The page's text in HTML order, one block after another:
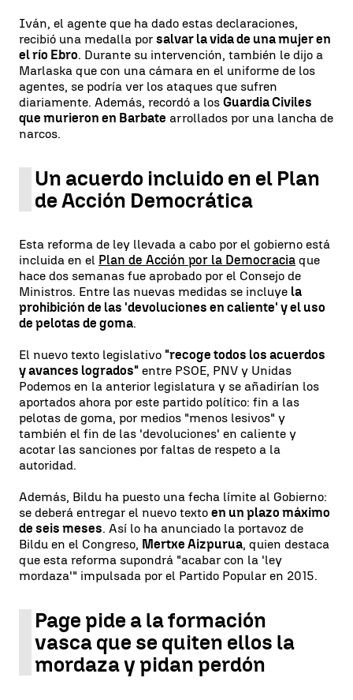
Iván, el agente que ha dado estas declaraciones,
recibió una medalla por salvar la vida de una mujer en
el río Ebro. Durante su intervención, también le dijo a
Marlaska que con una cámara en el uniforme de los
agentes, se podría ver los ataques que sufren
diariamente. Además, recordó a los Guardia Civiles
que murieron en Barbate arrollados por una lancha de
narcos.
Un acuerdo incluido en el Plan
de Acción Democrática
Esta reforma de ley llevada a cabo por el gobierno está
incluida en el Plan de Acción por la Democracia que
hace dos semanas fue aprobado por el Consejo de
Ministros. Entre las nuevas medidas se incluye la
prohibición de las 'devoluciones en caliente' y el uso
de pelotas de goma.
El nuevo texto legislativo "recoge todos los acuerdos
y avances logrados" entre PSOE, PNV y Unidas
Podemos en la anterior legislatura y se añadirían los
aportados ahora por este partido político: fin a las
pelotas de goma, por medios "menos lesivos" y
también el fin de las 'devoluciones' en caliente y
acotar las sanciones por faltas de respeto a la
autoridad.
Además, Bildu ha puesto una fecha límite al Gobierno:
se deberá entregar el nuevo texto en un plazo máximo
de seis meses. Así lo ha anunciado la portavoz de
Bildu en el Congreso, Mertxe Aizpurua, quien destaca
que esta reforma supondrá "acabar con la 'ley
mordaza'" impulsada por el Partido Popular en 2015.
Page pide a la formación
vasca que se quiten ellos la
mordaza y pidan perdón